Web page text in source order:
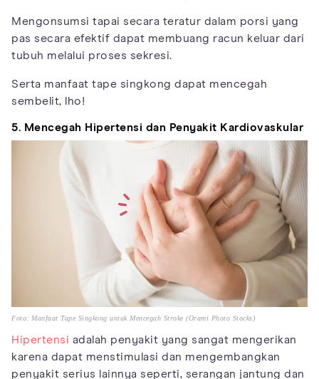
Mengonsumsi tapai secara teratur dalam porsi yang
pas secara efektif dapat membuang racun keluar dari
tubuh melalui proses sekresi.
Serta manfaat tape singkong dapat mencegah
sembelit, lho!
5. Mencegah Hipertensi dan Penyakit Kardiovaskular
Foto: Manfaat Tape Singkong untuk Mencegah Stroke (Orami Photo Stocks)
Hipertensi adalah penyakit yang sangat mengerikan
karena dapat menstimulasi dan mengembangkan
penyakit serius lainnya seperti, serangan jantung dan